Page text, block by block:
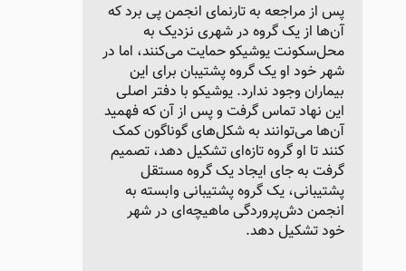
پس از مراجعه به تارنمای انجمن پی برد که
آن‌ها از یک گروه در شهری نزدیک به
محل‌سکونت یوشیکو حمایت می‌کنند، اما در
شهر خود او یک گروه پشتیبان برای این
بیماران وجود ندارد. یوشیکو با دفتر اصلی
این نهاد تماس گرفت و پس از آن که فهمید
آن‌ها می‌توانند به شکل‌های گوناگون کمک
کنند تا او گروه تازه‌ای تشکیل دهد، تصمیم
گرفت به جای ایجاد یک گروه مستقل
پشتیبانی، یک گروه پشتیبانی وابسته به
انجمن دش‌پروردگی ماهیچه‌ای در شهر
خود تشکیل دهد.